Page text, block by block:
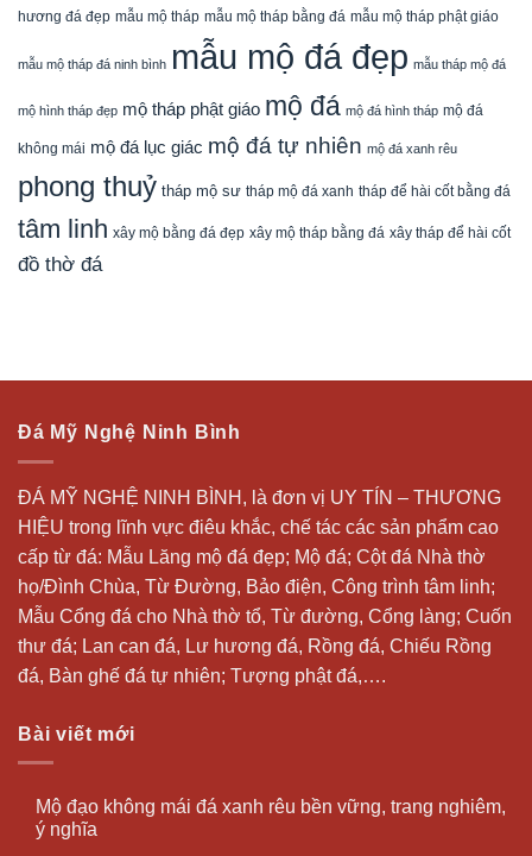
hương đá đẹp mẫu mộ tháp mẫu mộ tháp bằng đá mẫu mộ tháp phật giáo
mẫu mộ tháp đá ninh bình mẫu mộ đá đẹp mẫu tháp mộ đá
mộ hình tháp đẹp mộ tháp phật giáo mộ đá mộ đá hình tháp mộ đá
không mái mộ đá lục giác mộ đá tự nhiên mộ đá xanh rêu
phong thuỷ tháp mộ sư tháp mộ đá xanh tháp để hài cốt bằng đá
tâm linh xây mộ bằng đá đẹp xây mộ tháp bằng đá xây tháp để hài cốt
đồ thờ đá
Đá Mỹ Nghệ Ninh Bình
ĐÁ MỸ NGHỆ NINH BÌNH, là đơn vị UY TÍN – THƯƠNG
HIỆU trong lĩnh vực điêu khắc, chế tác các sản phẩm cao
cấp từ đá: Mẫu Lăng mộ đá đẹp; Mộ đá; Cột đá Nhà thờ
họ/Đình Chùa, Từ Đường, Bảo điện, Công trình tâm linh;
Mẫu Cổng đá cho Nhà thờ tổ, Từ đường, Cổng làng; Cuốn
thư đá; Lan can đá, Lư hương đá, Rồng đá, Chiếu Rồng
đá, Bàn ghế đá tự nhiên; Tượng phật đá,….
Bài viết mới
Mộ đạo không mái đá xanh rêu bền vững, trang nghiêm,
ý nghĩa